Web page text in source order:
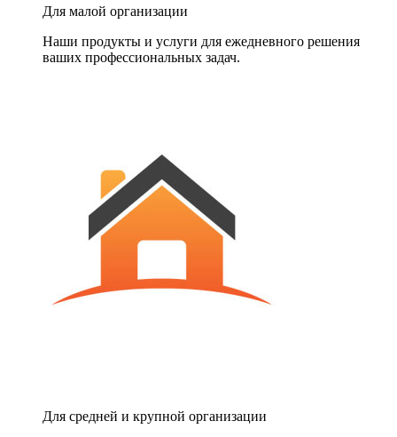
Для малой организации
Наши продукты и услуги для ежедневного решения
ваших профессиональных задач.
Для средней и крупной организации